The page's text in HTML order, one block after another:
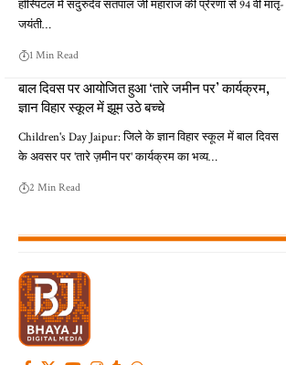
हॉस्पिटल में सदुरुदेव सतपाल जी महाराज की प्रेरणा से 94 वीं मातृ-
जयंती…
1 Min Read
बाल दिवस पर आयोजित हुआ ‘तारे जमीन पर’ कार्यक्रम,
ज्ञान विहार स्कूल में झूम उठे बच्चे
Children's Day Jaipur: जिले के ज्ञान विहार स्कूल में बाल दिवस
के अवसर पर 'तारे ज़मीन पर' कार्यक्रम का भव्य…
2 Min Read